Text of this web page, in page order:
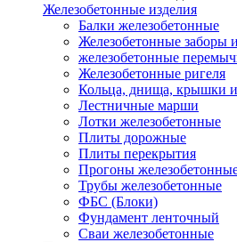
Железобетонные изделия
Балки железобетонные
Железобетонные заборы
железобетонные
Железобетонные ригеля
Кольца, днища, крышки
Лестничные марши
Лотки железобетонные
Плиты дорожные
Плиты перекрытия
Прогоны
Трубы железобетонные
ФБС (Блоки)
Фундамент ленточный
Сваи железобетонные